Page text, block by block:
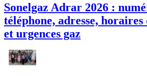
Sonelgaz Adrar 2026 :
téléphone, adresse,
et urgences gaz